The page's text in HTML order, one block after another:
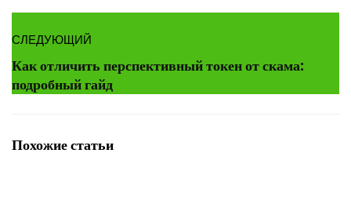
СЛЕДУЮЩИЙ
Как отличить перспективный токен от скама:
подробный гайд
Похожие статьи